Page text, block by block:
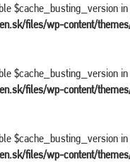
$cache_busting_version in
files/wp-content/
$cache_busting_version in
files/wp-content/
$cache_busting_version in
files/wp-content/